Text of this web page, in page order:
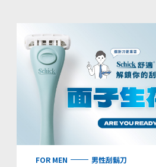
FOR MEN 男性刮鬍刀